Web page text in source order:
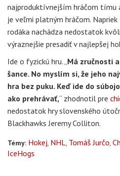
najproduktívnejším hráčom tímu
je veľmi platným hráčom.
rodáka nachádza nedostatok
výraznejšie presadiť v najlepšej
Ide o fyzickú hru. „ Má zručnosti
šance. No myslím si, že jeho
hra bez puku. Keď ide do
ako prehrávať,“ zhodnotil pre
nedostatok hry slovenského
Blackhawks Jeremy Colliton.
Témy: Hokej NHL Tomáš Jurčo
IceHogs